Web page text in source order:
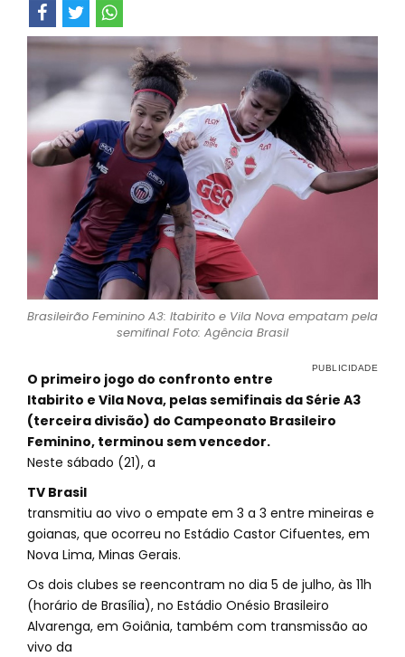
Brasileirão Feminino A3: Itabirito e Vila Nova empatam pela
semifinal Foto: Agência Brasil
O primeiro jogo do confronto entre
Itabirito e Vila Nova, pelas semifinais da Série A3
(terceira divisão) do Campeonato Brasileiro
Feminino, terminou sem vencedor.
Neste sábado (21), a
TV Brasil
transmitiu ao vivo o empate em 3 a 3 entre mineiras e
goianas, que ocorreu no Estádio Castor Cifuentes, em
Nova Lima, Minas Gerais.
Os dois clubes se reencontram no dia 5 de julho, às 11h
(horário de Brasília), no Estádio Onésio Brasileiro
Alvarenga, em Goiânia, também com transmissão ao
vivo da